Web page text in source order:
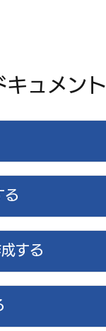
キュメント
る
する